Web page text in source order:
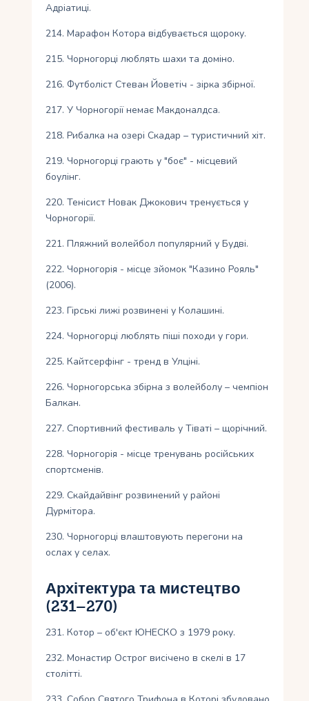
Адріатиці.
214. Марафон Котора відбувається щороку.
215. Чорногорці люблять шахи та доміно.
216. Футболіст Стеван Йоветіч - зірка збірної.
217. У Чорногорії немає Макдоналдса.
218. Рибалка на озері Скадар – туристичний хіт.
219. Чорногорці грають у "боє" - місцевий
боулінг.
220. Тенісист Новак Джокович тренується у
Чорногорії.
221. Пляжний волейбол популярний у Будві.
222. Чорногорія - місце зйомок "Казино Рояль"
(2006).
223. Гірські лижі розвинені у Колашині.
224. Чорногорці люблять піші походи у гори.
225. Кайтсерфінг - тренд в Улціні.
226. Чорногорська збірна з волейболу – чемпіон
Балкан.
227. Спортивний фестиваль у Тіваті – щорічний.
228. Чорногорія - місце тренувань російських
спортсменів.
229. Скайдайвінг розвинений у районі
Дурмітора.
230. Чорногорці влаштовують перегони на
ослах у селах.
Архітектура та мистецтво
(231–270)
231. Котор – об'єкт ЮНЕСКО з 1979 року.
232. Монастир Острог висічено в скелі в 17
столітті.